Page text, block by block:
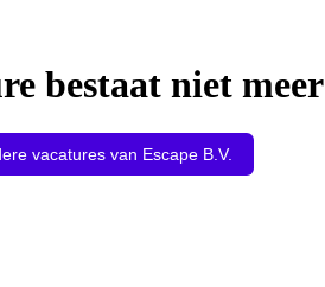
bestaat niet meer
vacatures van Escape B.V.